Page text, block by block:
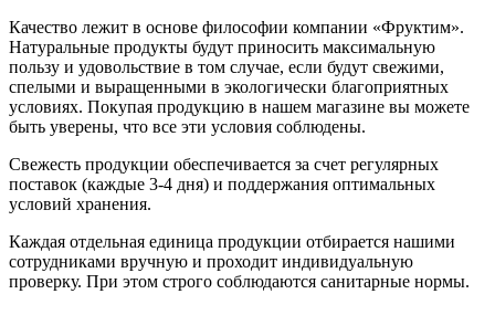
Качество лежит в основе философии компании «Фруктим».
Натуральные продукты будут приносить максимальную
пользу и удовольствие в том случае, если будут свежими,
cпелыми и выращенными в экологически благоприятных
условиях. Покупая продукцию в нашем магазине вы можете
быть уверены, что все эти условия соблюдены.
Свежесть продукции обеспечивается за счет регулярных
поставок (каждые 3-4 дня) и поддержания оптимальных
условий хранения.
Каждая отдельная единица продукции отбирается нашими
сотрудниками вручную и проходит индивидуальную
проверку. При этом строго соблюдаются санитарные нормы.